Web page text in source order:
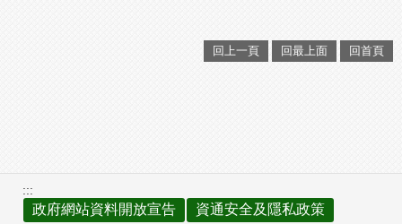
回上一頁 回最上面 回首頁
:::
政府網站資料開放宣告 資通安全及隱私政策